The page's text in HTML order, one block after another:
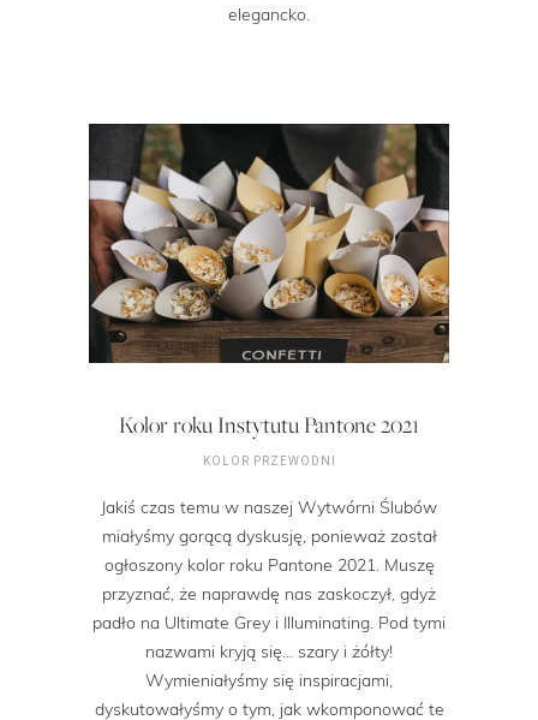
elegancko.
Kolor roku Instytutu Pantone 2021
KOLOR PRZEWODNI
Jakiś czas temu w naszej Wytwórni Ślubów
miałyśmy gorącą dyskusję, ponieważ został
ogłoszony kolor roku Pantone 2021. Muszę
przyznać, że naprawdę nas zaskoczył, gdyż
padło na Ultimate Grey i Illuminating. Pod tymi
nazwami kryją się… szary i żółty!
Wymieniałyśmy się inspiracjami,
dyskutowałyśmy o tym, jak wkomponować te